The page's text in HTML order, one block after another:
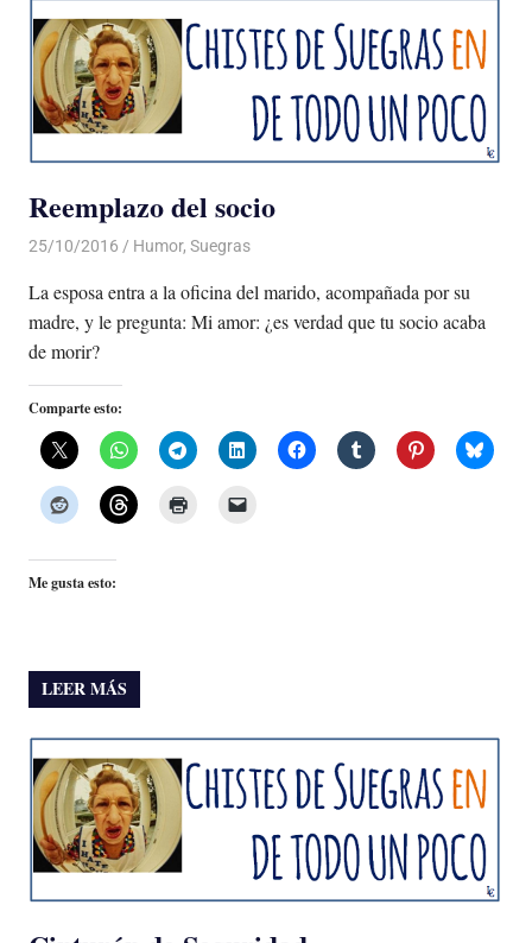
Reemplazo del socio
25/10/2016 Luis Castellanos
Humor, Suegras
La esposa entra a la oficina del marido, acompañada por su
madre, y le pregunta: Mi amor: ¿es verdad que tu socio acaba
de morir?
Comparte esto:
Me gusta esto:
LEER MÁS